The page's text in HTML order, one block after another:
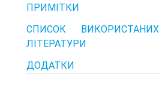
ПРИМІТКИ
СПИСОК
ЛІТЕРАТУРИ
ДОДАТКИ